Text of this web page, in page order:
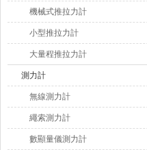
機械式推拉力計
小型推拉力計
大量程推拉力計
測力計
無線測力計
繩索測力計
數顯量儀測力計